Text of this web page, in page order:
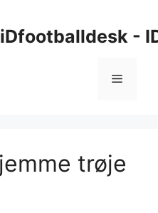
iDfootballdesk -
Menu
trøje